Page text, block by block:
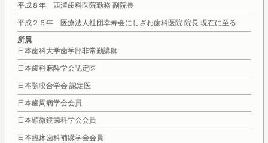
平成８年 西澤歯科医院勤務 副院長
平成２６年 医療法人社団幸寿会にしざわ歯科医院 院長 現在に至る
所属
日本歯科大学歯学部非常勤講師
日本歯科麻酔学会認定医
日本顎咬合学会 認定医
日本歯周病学会会員
日本顕微鏡歯科学会会員
日本臨床歯科補綴学会会員